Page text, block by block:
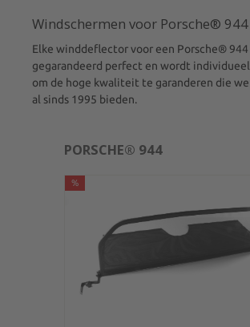
Windschermen voor Porsche®
Elke winddeflector voor een Porsche® 944
gegarandeerd perfect en wordt
om de hoge kwaliteit te garanderen die
al sinds 1995 bieden.
PORSCHE® 944
%